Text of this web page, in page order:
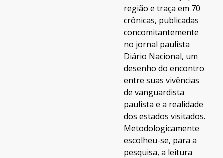
região e traça em 70
crônicas, publicadas
concomitantemente
no jornal paulista
Diário Nacional, um
desenho do encontro
entre suas vivências
de vanguardista
paulista e a realidade
dos estados visitados.
Metodologicamente
escolheu-se, para a
pesquisa, a leitura